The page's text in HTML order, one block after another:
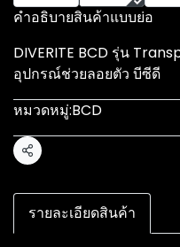
คำอธิบายสินค้าแบบย่อ
DIVERITE BCD รุ่น
อุปกรณ์ช่วยลอยตัว บีซีดี
หมวดหมู่:BCD
แชร์
รายละเอียดสินค้า